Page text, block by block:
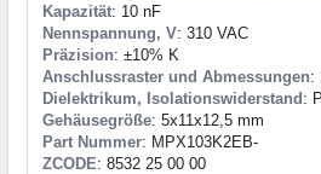
Kapazität: 10 nF
Nennspannung, V: 310 VAC
Präzision: ±10% K
Anschlussraster und Abmessungen:
Dielektrikum, Isolationswiderstand :
Gehäusegröße: 5x11x12,5 mm
Part Nummer: MPX103K2EB-
ZCODE: 8532 25 00 00